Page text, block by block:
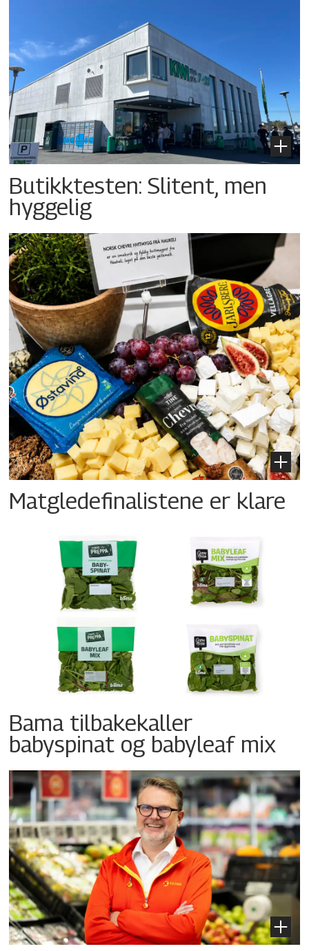
Butikktesten: Slitent, men
hyggelig
Matgledefinalistene er klare
Bama tilbakekaller
babyspinat og babyleaf mix